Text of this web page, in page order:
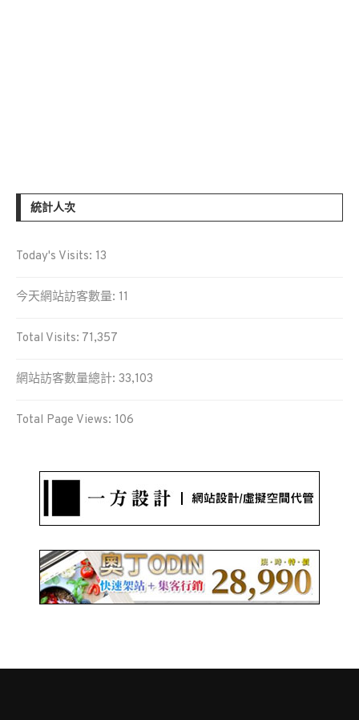
統計人次
Today's Visits: 13
今天網站訪客數量: 11
Total Visits: 71,357
網站訪客數量總計: 33,103
Total Page Views: 106